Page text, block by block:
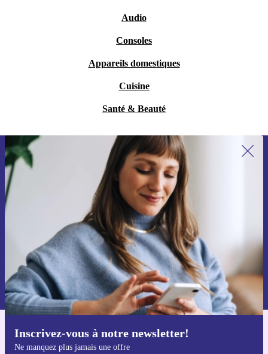
Audio
Consoles
Appareils domestiques
Cuisine
Santé & Beauté
Inscrivez-vous à notre newsletter!
Ne manquez plus jamais une offre
Recevoir offres et infos de refurbed
par mail
Ne manquez plus aucune offre.
S'inscrire
Retrouvez les informations sur l'utilisation des données personnelles
dans notre
politique de confidentialité.
Téléchargez l'application refurbed
Pour iOS et Android